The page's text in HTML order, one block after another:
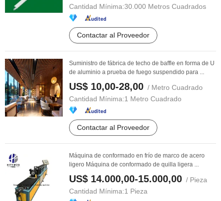
Cantidad Mínima:30.000 Metros Cuadrados
Contactar al Proveedor
Suministro de fábrica de techo de baffle en forma de U
de aluminio a prueba de fuego suspendido para ...
US$ 10,00-28,00 / Metro Cuadrado
Cantidad Mínima:1 Metro Cuadrado
Contactar al Proveedor
Máquina de conformado en frío de marco de acero
ligero Máquina de conformado de quilla ligera ...
US$ 14.000,00-15.000,00 / Pieza
Cantidad Mínima:1 Pieza